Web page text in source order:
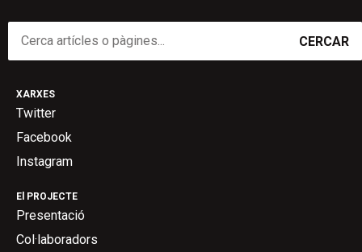
CERCAR
El PROJECTE
Presentació
Col·laboradors
XARXES
Twitter
Facebook
Instagram